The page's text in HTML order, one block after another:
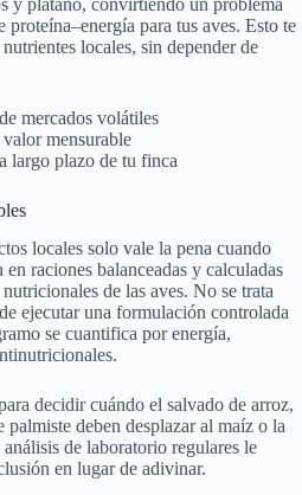
para tus aves. Esto te
locales, sin depender de
mercados volátiles
mensurable
largo plazo de tu finca
locales solo vale la pena cuando
raciones balanceadas y calculadas
de las aves. No se trata
ejecutar una formulación controlada
se cuantifica por energía,
decidir cuándo el salvado de arroz,
palmiste deben desplazar al maíz o la
de laboratorio regulares le
en lugar de adivinar.